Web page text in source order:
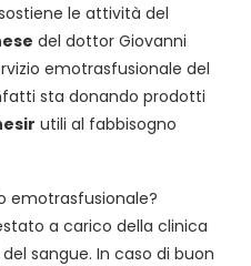
le attività del
del dottor Giovanni
emotrasfusionale del
sta donando prodotti
utili al fabbisogno
emotrasfusionale?
a carico della clinica
sangue. In caso di buon